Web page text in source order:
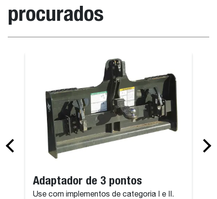
procurados
Adaptador de 3 pontos
Use com implementos de categoria I e II.